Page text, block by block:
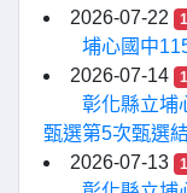
2026-07-22
埔心國中
2026-07-14
彰化縣立埔
甄選第5次甄選
2026-07-13